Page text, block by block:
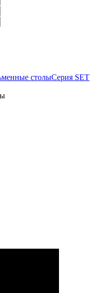
столыСерия SET